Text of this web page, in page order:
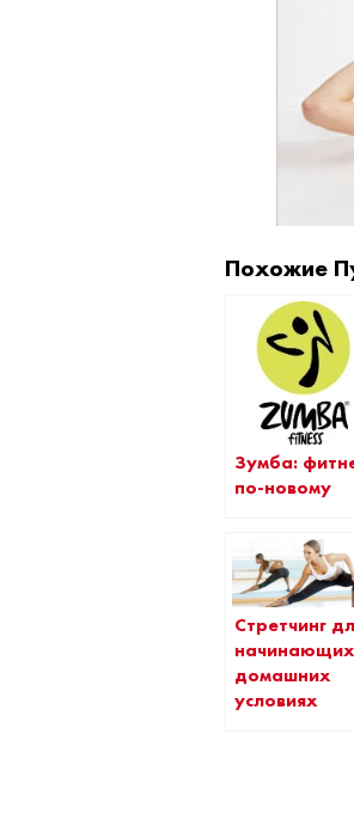
Похожие
Зумба:
по-новому
Стретчинг
домашних
условиях